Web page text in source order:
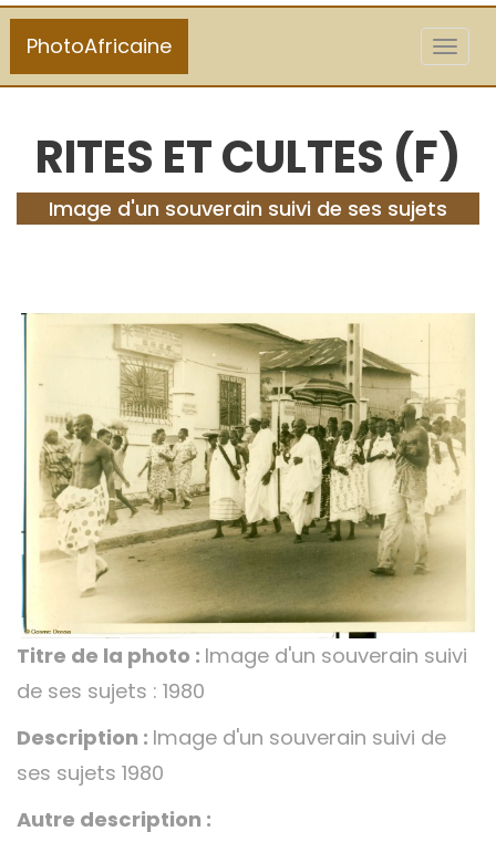
PhotoAfricaine
RITES ET CULTES (F)
Image d'un souverain suivi de ses sujets
Titre de la photo : Image d'un souverain suivi
de ses sujets : 1980
Description : Image d'un souverain suivi de
ses sujets 1980
Autre description :